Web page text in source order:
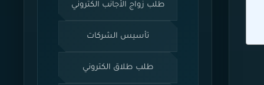
طلب زواج الأجانب الكتروني
تأسيس الشركات
طلب طلاق الكتروني